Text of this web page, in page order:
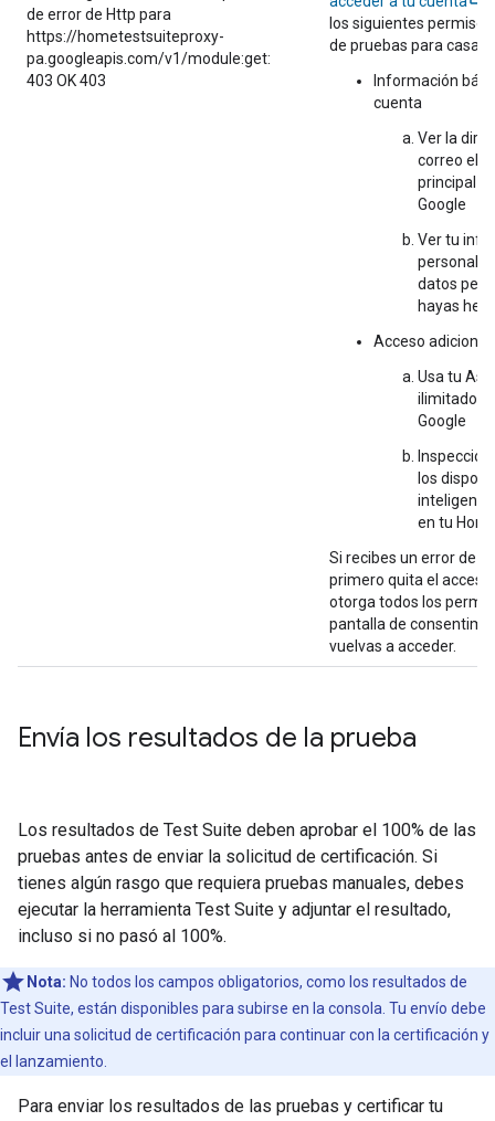
de error de Http para
https://hometestsuiteproxy-
pa.googleapis.com/v1/module:get:
403 OK 403
los siguientes
de pruebas para casa
Información
cuenta
Ver la
correo
principal
Google
Ver tu
personal,
datos
hayas
Acceso adicional
Usa tu
ilimitado a
Google
los
en tu
Si recibes un error de
primero quita el acceso
otorga todos los
pantalla de
vuelvas a acceder.
Envía los resultados de la prueba
Los resultados de Test Suite deben aprobar el 100% de las
pruebas antes de enviar la solicitud de certificación. Si
tienes algún rasgo que requiera pruebas manuales, debes
ejecutar la herramienta Test Suite y adjuntar el resultado,
incluso si no pasó al 100%.
Nota: No todos los campos obligatorios, como los resultados de
Test Suite, están disponibles para subirse en la consola. Tu envío debe
incluir una solicitud de certificación para continuar con la certificación y
el lanzamiento.
Para enviar los resultados de las pruebas y certificar tu